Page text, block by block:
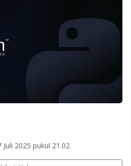
Juli 2025 pukul 21.02